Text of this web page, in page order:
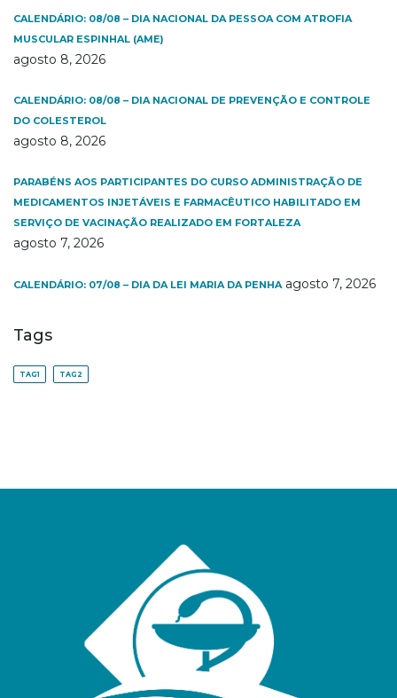
CALENDÁRIO: 08/08 – DIA NACIONAL DA PESSOA COM ATROFIA
MUSCULAR ESPINHAL (AME)
agosto 8, 2026
CALENDÁRIO: 08/08 – DIA NACIONAL DE PREVENÇÃO E CONTROLE
DO COLESTEROL
agosto 8, 2026
PARABÉNS AOS PARTICIPANTES DO CURSO ADMINISTRAÇÃO DE
MEDICAMENTOS INJETÁVEIS E FARMACÊUTICO HABILITADO EM
SERVIÇO DE VACINAÇÃO REALIZADO EM FORTALEZA
agosto 7, 2026
CALENDÁRIO: 07/08 – DIA DA LEI MARIA DA PENHA agosto 7, 2026
Tags
TAG1 TAG2